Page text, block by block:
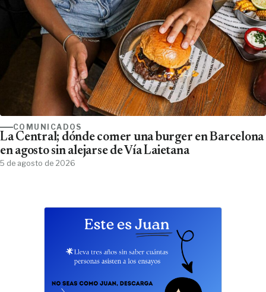
COMUNICADOS
La Central; dónde comer una burger en Barcelona
en agosto sin alejarse de Vía Laietana
5 de agosto de 2026